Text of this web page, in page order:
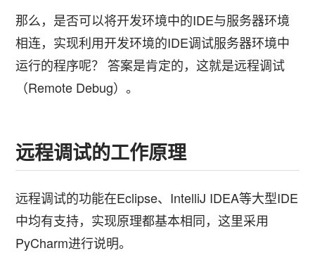
那么，是否可以将开发环境中的IDE与服务器环境
相连，实现利用开发环境的IDE调试服务器环境中
运行的程序呢？ 答案是肯定的，这就是远程调试
（Remote Debug）。
远程调试的工作原理
远程调试的功能在Eclipse、IntelliJ IDEA等大型IDE
中均有支持，实现原理都基本相同，这里采用
PyCharm进行说明。